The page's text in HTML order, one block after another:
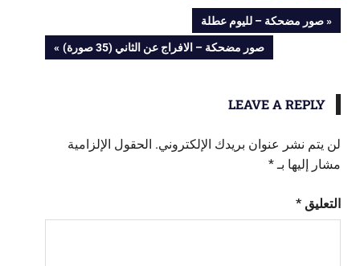
تصفّح
المقالات
PREVIOUS
صور مضحكة – لليوم عطلة
NEXT
صور مضحكة – الافراج عن الثاني (35 صورة)
LEAVE A REPLY
لن يتم نشر عنوان بريدك الإلكتروني. الحقول الإلزامية
مشار إليها بـ*
التعليق *